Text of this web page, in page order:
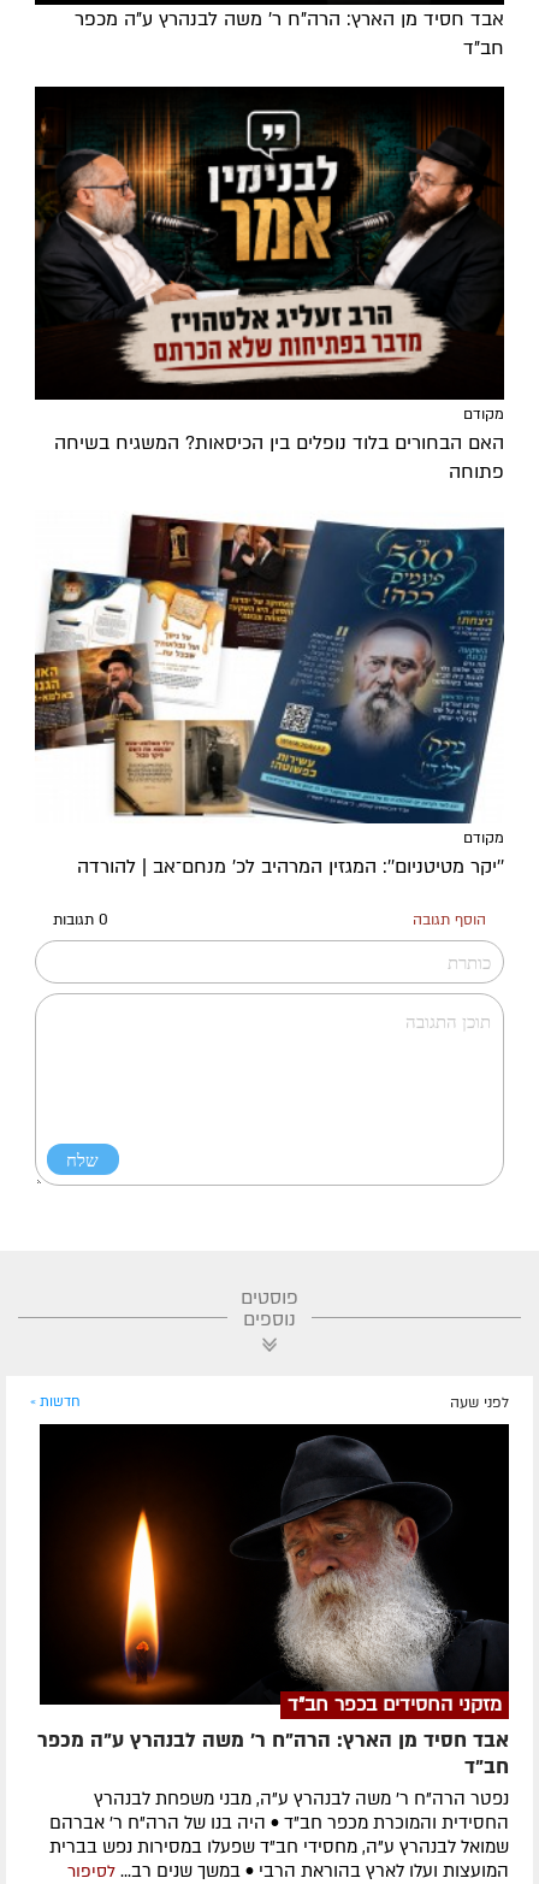
אבד חסיד מן הארץ: הרה"ח ר' משה לבנהרץ ע"ה מכפר
חב"ד
מקודם
האם הבחורים בלוד נופלים בין הכיסאות? המשגיח בשיחה
פתוחה
מקודם
''יקר מטיטניום'': המגזין המרהיב לכ’ מנחם־אב | להורדה
הוסף תגובה 0 תגובות
פוסטים
נוספים
לפני שעה חדשות »
מזקני החסידים בכפר חב"ד
אבד חסיד מן הארץ: הרה"ח ר' משה לבנהרץ ע"ה מכפר
חב"ד
נפטר הרה"ח ר' משה לבנהרץ ע"ה, מבני משפחת לבנהרץ
החסידית והמוכרת מכפר חב"ד • היה בנו של הרה"ח ר' אברהם
שמואל לבנהרץ ע"ה, מחסידי חב"ד שפעלו במסירות נפש בברית
המועצות ועלו לארץ בהוראת הרבי • במשך שנים רב... לסיפור